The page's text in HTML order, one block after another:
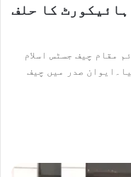
ہائیکورٹ کا حلف
مقام چیف جسٹس اسلام
صدر میں چیف